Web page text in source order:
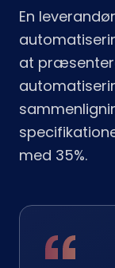
En
at
med 35%.